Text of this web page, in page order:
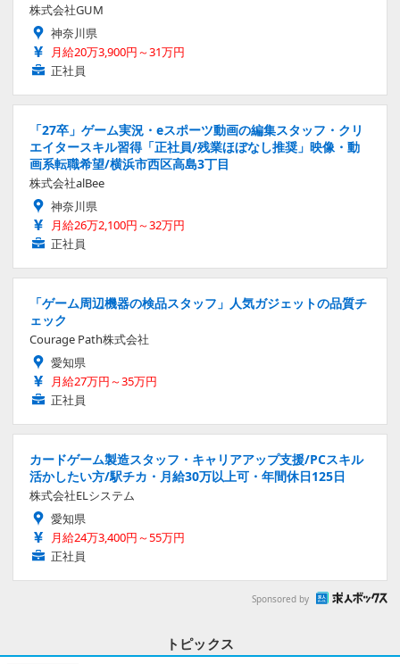
株式会社GUM
神奈川県
月給20万3,900円～31万円
正社員
「27卒」ゲーム実況・eスポーツ動画の編集スタッフ・クリ
エイタースキル習得「正社員/残業ほぼなし推奨」映像・動
画系転職希望/横浜市西区高島3丁目
株式会社alBee
神奈川県
月給26万2,100円～32万円
正社員
「ゲーム周辺機器の検品スタッフ」人気ガジェットの品質チ
ェック
Courage Path株式会社
愛知県
月給27万円～35万円
正社員
カードゲーム製造スタッフ・キャリアアップ支援/PCスキル
活かしたい方/駅チカ・月給30万以上可・年間休日125日
株式会社ELシステム
愛知県
月給24万3,400円～55万円
正社員
Sponsored by
トピックス